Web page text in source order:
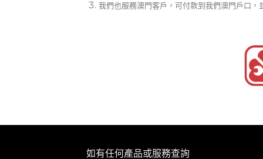
我們也服務澳門客戶，可付款到我們澳門戶口，
如有任何產品或服務查詢